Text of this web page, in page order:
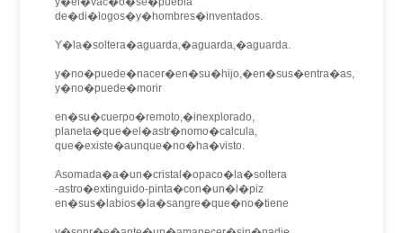
de�di�logos�y�hombres�inventados.
Y�la�soltera�aguarda,�aguarda,�aguarda.
y�no�puede�nacer�en�su�hijo,�en�sus�entra�as,
y�no�puede�morir
en�su�cuerpo�remoto,�inexplorado,
planeta�que�el�astr�nomo�calcula,
que�existe�aunque�no�ha�visto.
Asomada�a�un�cristal�opaco�la�soltera
-astro�extinguido-pinta�con�un�l�piz
en�sus�labios�la�sangre�que�no�tiene